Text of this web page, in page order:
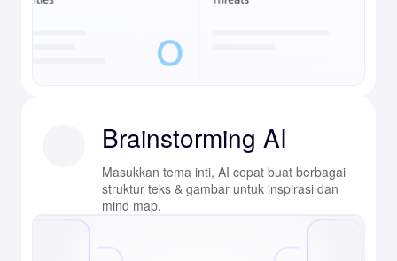
Brainstorming AI
Masukkan tema inti, AI cepat buat berbagai
struktur teks & gambar untuk inspirasi dan
mind map.